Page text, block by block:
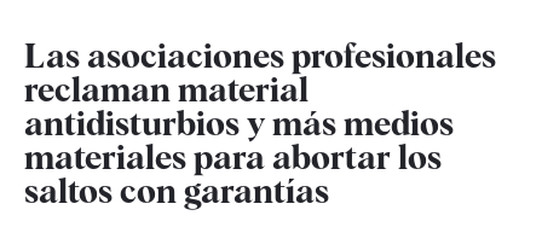
Las asociaciones profesionales
reclaman material
antidisturbios y más medios
materiales para abortar los
saltos con garantías